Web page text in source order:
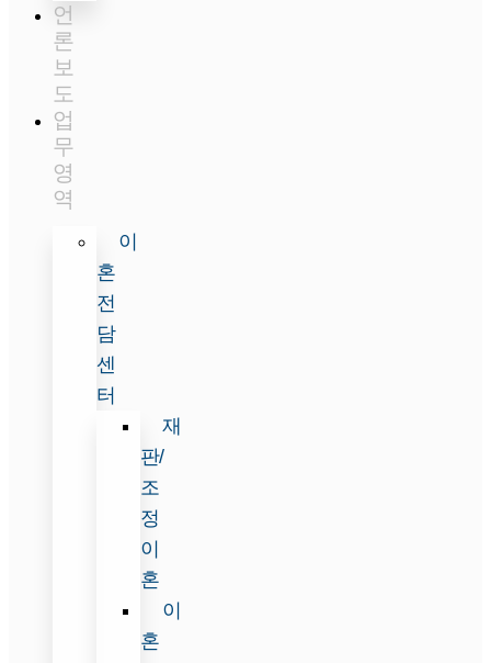
언
론
보
도
업
무
영
역
이
혼
전
담
센
터
재
판/
조
정
이
혼
이
혼